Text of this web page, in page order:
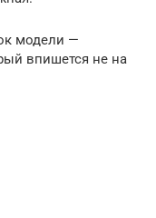
модели —
впишется не на